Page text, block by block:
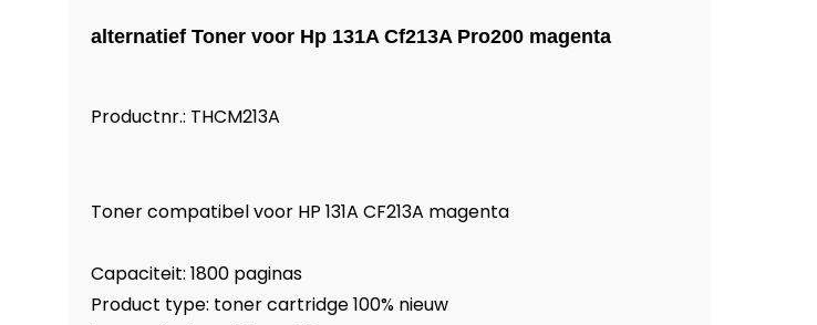
alternatief Toner voor Hp 131A Cf213A Pro200 magenta
Productnr.: THCM213A
Toner compatibel voor HP 131A CF213A magenta
Capaciteit: 1800 paginas
Product type: toner cartridge 100% nieuw